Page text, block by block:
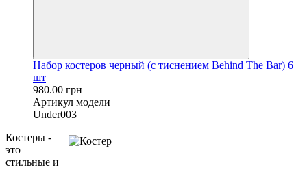
Набор костеров черный (с тиснением Behind The Bar) 6
шт
980.00 грн
Артикул модели
Under003
Костеры -
это
стильные и